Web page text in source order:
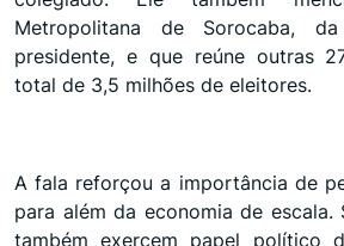
Metropolitana de Sorocaba,
presidente, e que reúne outras
total de 3,5 milhões de eleitores.
A fala reforçou a importância de
para além da economia de escala.
também exercem papel político